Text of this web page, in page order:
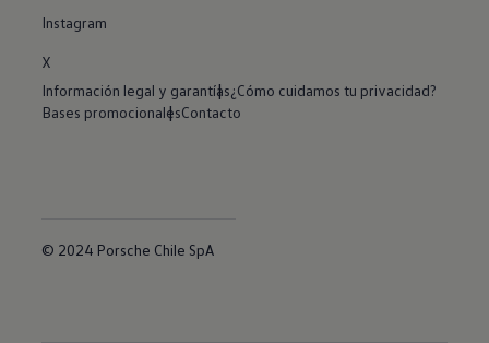
Instagram
X
Información legal y garantías¿Cómo cuidamos tu privacidad?
Bases promocionalesContacto
© 2024 Porsche Chile SpA